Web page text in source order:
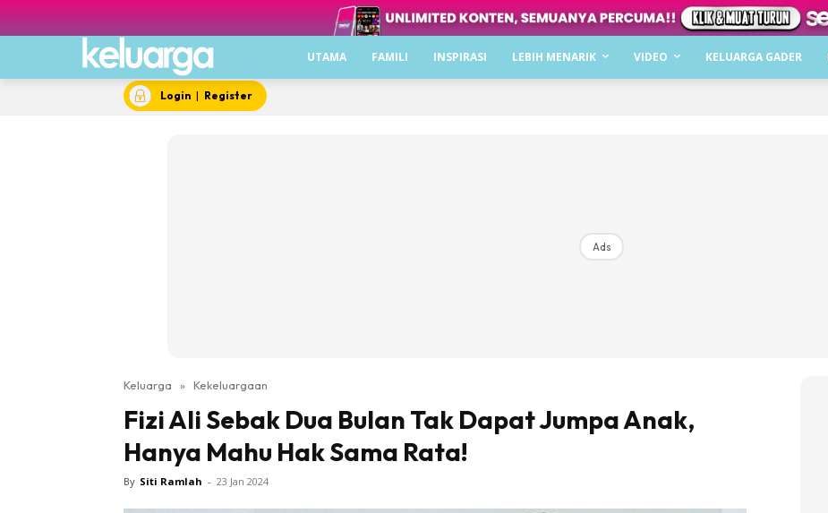
UTAMA FAMILI INSPIRASI LEBIH MENARIK VIDEO KELUARGA GADER
Login | Register
Ads
Keluarga » Kekeluargaan
Fizi Ali Sebak Dua Bulan Tak Dapat Jumpa Anak,
Hanya Mahu Hak Sama Rata!
By Siti Ramlah - 23 Jan 2024